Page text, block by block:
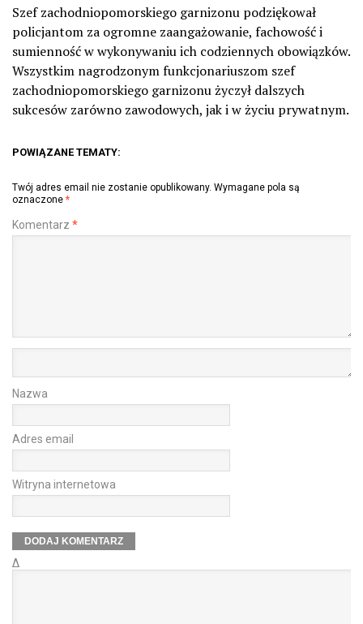
Szef zachodniopomorskiego garnizonu podziękował
policjantom za ogromne zaangażowanie, fachowość i
sumienność w wykonywaniu ich codziennych obowiązków.
Wszystkim nagrodzonym funkcjonariuszom szef
zachodniopomorskiego garnizonu życzył dalszych
sukcesów zarówno zawodowych, jak i w życiu prywatnym.
POWIĄZANE TEMATY:
Twój adres email nie zostanie opublikowany. Wymagane pola są
oznaczone *
Komentarz *
Nazwa
Adres email
Witryna internetowa
Δ